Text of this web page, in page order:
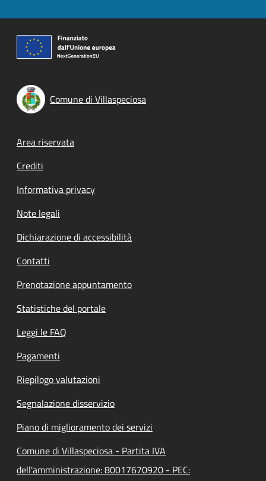
Comune di Villaspeciosa
Footer menu
Area riservata
Crediti
Informativa privacy
Note legali
Dichiarazione di accessibilità
Contatti
Prenotazione appuntamento
Statistiche del portale
Leggi le FAQ
Pagamenti
Riepilogo valutazioni
Segnalazione disservizio
Piano di miglioramento dei servizi
Comune di Villaspeciosa - Partita IVA
dell'amministrazione: 80017670920 - PEC: